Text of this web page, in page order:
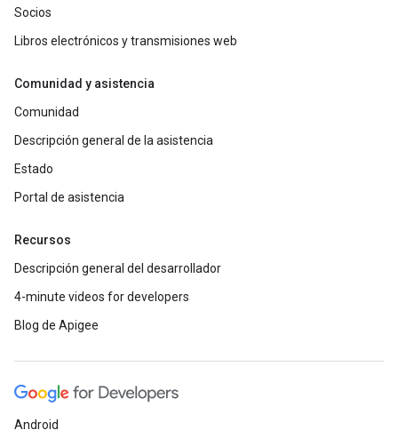
Socios
Libros electrónicos y transmisiones web
Comunidad y asistencia
Comunidad
Descripción general de la asistencia
Estado
Portal de asistencia
Recursos
Descripción general del desarrollador
4-minute videos for developers
Blog de Apigee
Android